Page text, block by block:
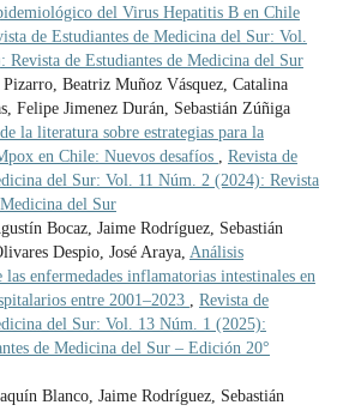
del Virus Hepatitis B en Chile
de Estudiantes de Medicina del Sur: Vol.
Revista de Estudiantes de Medicina del Sur
Pizarro, Beatriz Muñoz Vásquez, Catalina
Felipe Jimenez Durán, Sebastián Zúñiga
la literatura sobre estrategias para la
en Chile: Nuevos desafíos , Revista de
del Sur: Vol. 11 Núm. 2 (2024): Revista
del Sur
Bocaz, Jaime Rodríguez, Sebastián
Despio, José Araya, Análisis
enfermedades inflamatorias intestinales en
entre 2001–2023 , Revista de
del Sur: Vol. 13 Núm. 1 (2025):
de Medicina del Sur – Edición 20°
Blanco, Jaime Rodríguez, Sebastián